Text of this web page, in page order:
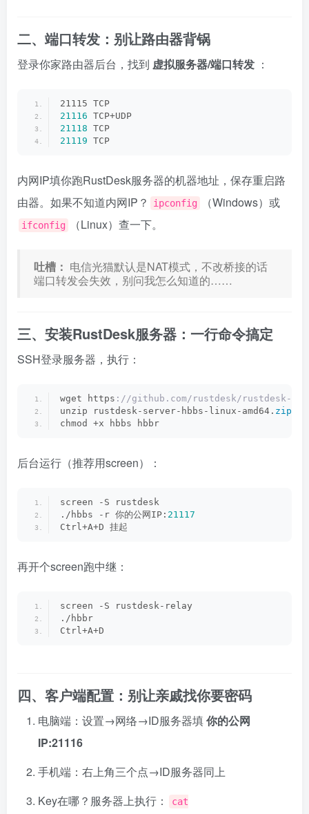
二、端口转发：别让路由器背锅
登录你家路由器后台，找到 虚拟服务器/端口转发 ：
21115 TCP
21116 TCP+UDP
21118 TCP
21119 TCP
内网IP填你跑RustDesk服务器的机器地址，保存重启路
由器。如果不知道内网IP？
ipconfig （Windows）或
ifconfig （Linux）查一下。
吐槽： 电信光猫默认是NAT模式，不改桥接的话
端口转发会失效，别问我怎么知道的……
三、安装RustDesk服务器：一行命令搞定
SSH登录服务器，执行：
wget https ://github.com/rustdesk/rustdesk-
unzip rustdesk-server-hbbs-linux-amd64. zip
chmod +x hbbs hbbr
后台运行（推荐用screen）：
screen -S rustdesk
./hbbs -r 你的公网IP: 21117
Ctrl+A+D 挂起
再开个screen跑中继：
screen -S rustdesk-relay
./hbbr
Ctrl+A+D
四、客户端配置：别让亲戚找你要密码
电脑端：设置→网络→ID服务器填你的公网
IP:21116
手机端：右上角三个点→ID服务器同上
Key在哪？服务器上执行：
cat